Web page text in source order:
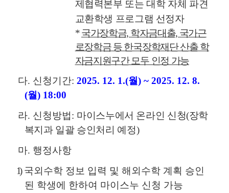
제협력본부 또는 대학 자체 파견
교환학생 프로그램 선정자
*국가장학금, 학자금대출, 국가근
로장학금 등 한국장학재단 산출 학
자금지원구간 모두 인정 가능
다. 신청기간: 2025. 12. 1.(월) ~ 2025. 12. 8.
(월) 18:00
라. 신청방법: 마이스누에서 온라인 신청(장학
복지과 일괄 승인처리 예정)
마. 행정사항
1) 국외수학 정보 입력 및 해외수학 계획 승인
된 학생에 한하여 마이스누 신청 가능